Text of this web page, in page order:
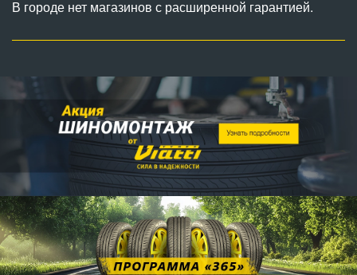
В городе нет магазинов с расширенной гарантией.